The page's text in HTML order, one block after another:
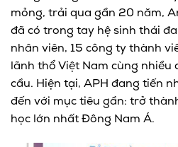
mỏng, trải qua gần 20 năm,
đã có trong tay hệ sinh thái
nhân viên, 15 công ty thành
lãnh thổ Việt Nam cùng nhiều
cầu. Hiện tại, APH đang tiến
đến với mục tiêu gần: trở
học lớn nhất Đông Nam Á.